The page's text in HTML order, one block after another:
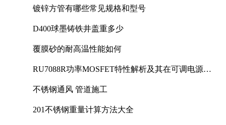
镀锌方管有哪些常见规格和型号
D400球墨铸铁井盖重多少
覆膜砂的耐高温性能如何
RU7088R功率MOSFET特性解析及其在可调电源设
不锈钢通风 管道施工
201不锈钢重量计算方法大全